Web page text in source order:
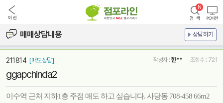
매매상담내용 상담하기
211814 [매도상담] 작성자 : 한** 조회수 : 721
ggapchinda2
이수역 근처 지하1층 주점 매도 하고 싶습니다. 사당동 708-458 66m2